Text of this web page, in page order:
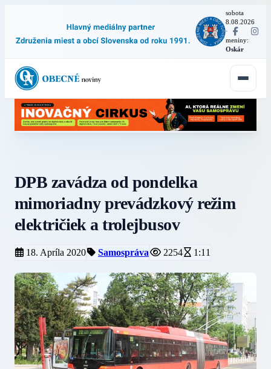
sobota
8.08.2026
·
meniny:
Oskár
DPB zavádza od pondelka
mimoriadny prevádzkový režim
električiek a trolejbusov
18. Apríla 2020 Samospráva 2254 1:11